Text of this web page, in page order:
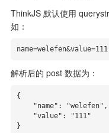
ThinkJS 默认使用
如：
name=welefen&value=111
解析后的 post 数据为：
{
}